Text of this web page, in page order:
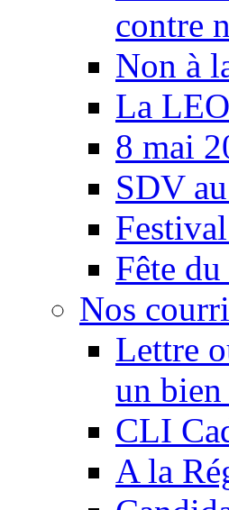
contre
Non à
La
8 mai
SDV
Fête
Nos
Lettre
un
CLI
A la